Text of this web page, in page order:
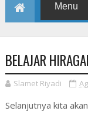
BELAJAR
Slamet Riyadi
Selanjutnya kita